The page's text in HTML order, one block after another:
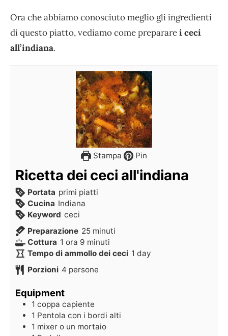
Ora che abbiamo conosciuto meglio gli ingredienti
di questo piatto, vediamo come prepararei ceci
all’indiana.
Stampa Pin
Ricetta dei ceci all'indiana
Portata primi piatti
Cucina Indiana
Keyword ceci
Preparazione 25 minuti
Cottura 1 ora 9 minuti
Tempo di ammollo dei ceci 1 day
Porzioni 4 persone
Equipment
1 coppa capiente
1 Pentola con i bordi alti
1 mixer o un mortaio